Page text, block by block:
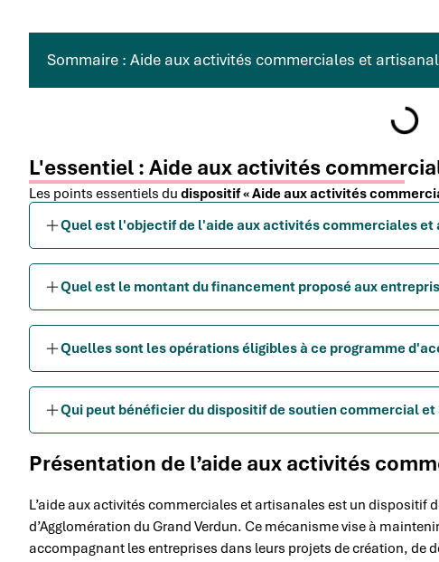
Sommaire : Aide aux activités commerciales et
L'essentiel : Aide aux activités
Les points essentiels du dispositif « Aide aux activités
Quel est l'objectif de l'aide aux activités commerciales et
Quel est le montant du financement proposé aux
Quelles sont les opérations éligibles à ce programme
Qui peut bénéficier du dispositif de soutien commercial et
Présentation de l’aide aux activités
L’aide aux activités commerciales et artisanales est un
d’Agglomération du Grand Verdun. Ce mécanisme vise à
accompagnant les entreprises dans leurs projets de création, de